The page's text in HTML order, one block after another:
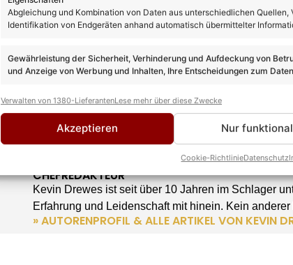
Abgleichung und Kombination von Daten aus unterschiedlichen Quellen,
Identifikation von Endgeräten anhand automatisch übermittelter
Gewährleistung der Sicherheit, Verhinderung und Aufdeckung von
und Anzeige von Werbung und Inhalten, Ihre Entscheidungen zum
Verwalten von 1380-LieferantenLese mehr über diese Zwecke
Akzeptieren Nur
Cookie-RichtlinieDatenschutz
CHEFREDAKTEUR
Kevin Drewes ist seit über 10 Jahren im Schlager
Erfahrung und Leidenschaft mit hinein. Kein
» AUTORENPROFIL & ALLE ARTIKEL VON KEVIN